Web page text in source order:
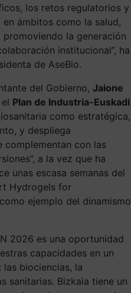
los retos regulatorios y
ámbitos como la salud,
la generación
institucional”, ha
de AseBio.
del Gobierno, Jaione
Plan de Industria-Euskadi
como estratégica,
y despliega
complementan con las
a la vez que ha
unas escasa semanas del
Hydrogels for
ejemplo del dinamismo
2026 es una oportunidad
capacidades en un
biociencias, la
sanitarias. Bizkaia tiene un